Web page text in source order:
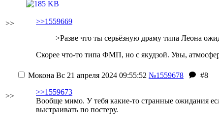
>>
>>1559669
>Разве что ты серьёзную драму типа Леона
Скорее что-то типа ФМП, но с якудзой. Увы,
>>
Мокона Вс 21 апреля 2024 09:55:52 №1559678
#8
>>1559673
Вообще мимо. У тебя какие-то странные ожидания
выстраивать по постеру.